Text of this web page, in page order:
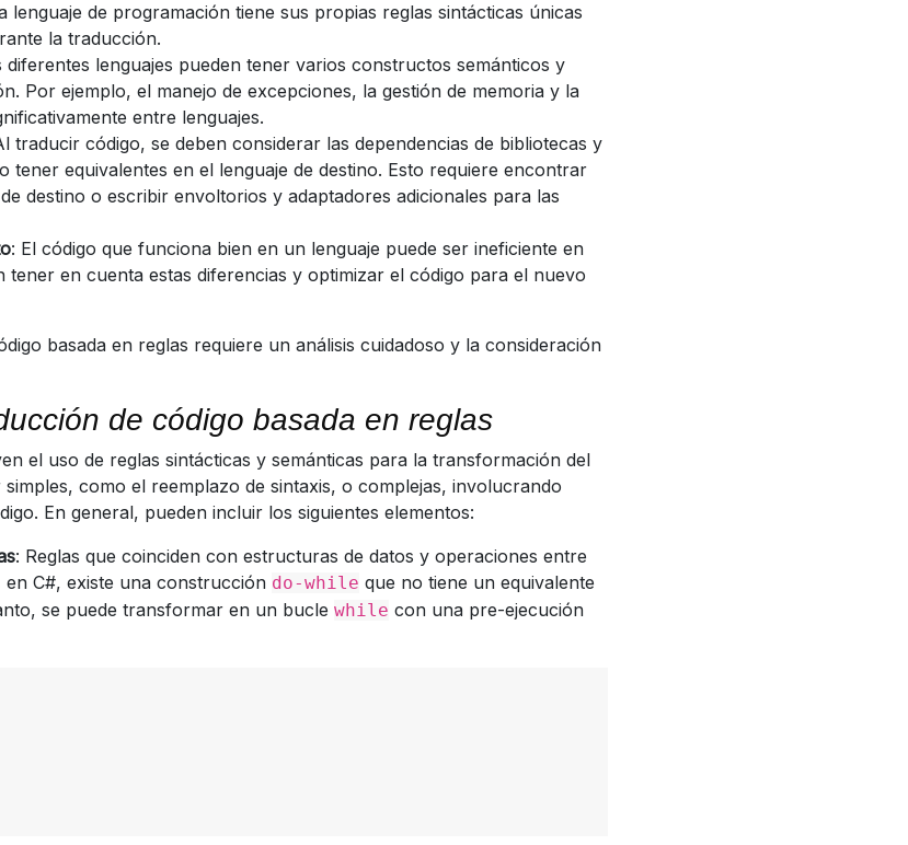
lenguaje de programación tiene sus propias reglas sintácticas únicas
la traducción.
diferentes lenguajes pueden tener varios constructos semánticos y
Por ejemplo, el manejo de excepciones, la gestión de memoria y la
entre lenguajes.
traducir código, se deben considerar las dependencias de bibliotecas y
tener equivalentes en el lenguaje de destino. Esto requiere encontrar
destino o escribir envoltorios y adaptadores adicionales para las
: El código que funciona bien en un lenguaje puede ser ineficiente en
en cuenta estas diferencias y optimizar el código para el nuevo
basada en reglas requiere un análisis cuidadoso y la consideración
de código basada en reglas
el uso de reglas sintácticas y semánticas para la transformación del
como el reemplazo de sintaxis, o complejas, involucrando
En general, pueden incluir los siguientes elementos:
: Reglas que coinciden con estructuras de datos y operaciones entre
en C#, existe una construcción do-while que no tiene un equivalente
se puede transformar en un bucle while con una pre-ejecución